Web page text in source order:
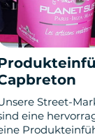
Street-
eine